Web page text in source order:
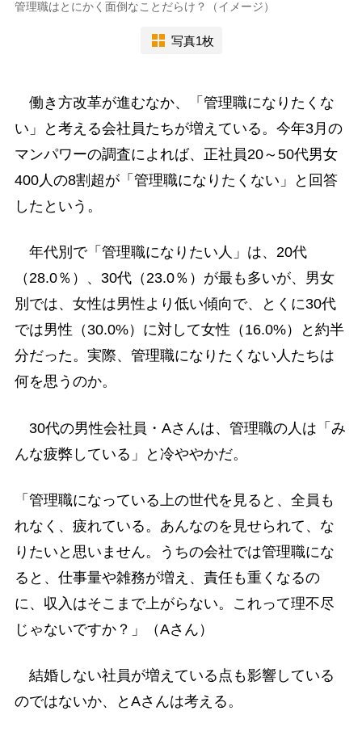
管理職はとにかく面倒なことだらけ？（イメージ）
写真1枚
働き方改革が進むなか、「管理職になりたくな
い」と考える会社員たちが増えている。今年3月の
マンパワーの調査によれば、正社員20～50代男女
400人の8割超が「管理職になりたくない」と回答
したという。
年代別で「管理職になりたい人」は、20代
（28.0％）、30代（23.0％）が最も多いが、男女
別では、女性は男性より低い傾向で、とくに30代
では男性（30.0%）に対して女性（16.0%）と約半
分だった。実際、管理職になりたくない人たちは
何を思うのか。
30代の男性会社員・Aさんは、管理職の人は「み
んな疲弊している」と冷ややかだ。
「管理職になっている上の世代を見ると、全員も
れなく、疲れている。あんなのを見せられて、な
りたいと思いません。うちの会社では管理職にな
ると、仕事量や雑務が増え、責任も重くなるの
に、収入はそこまで上がらない。これって理不尽
じゃないですか？」（Aさん）
結婚しない社員が増えている点も影響している
のではないか、とAさんは考える。